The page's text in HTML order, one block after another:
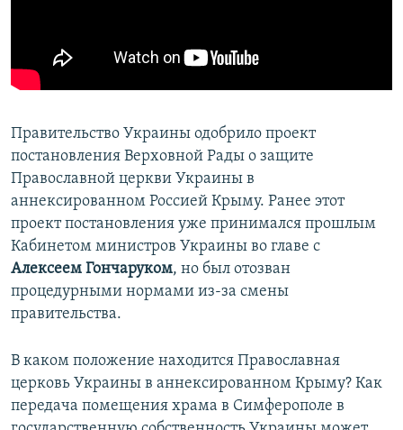
КРЫМ.НЕПОКОРЕННЫЙ
ELIFBE
Все сайты RFE/RL
Правительство Украины одобрило проект
постановления Верховной Рады о защите
Православной церкви Украины в
аннексированном Россией Крыму. Ранее этот
проект постановления уже принимался прошлым
Кабинетом министров Украины во главе с
Алексеем Гончаруком, но был отозван
процедурными нормами из-за смены
правительства.
В каком положение находится Православная
церковь Украины в аннексированном Крыму? Как
передача помещения храма в Симферополе в